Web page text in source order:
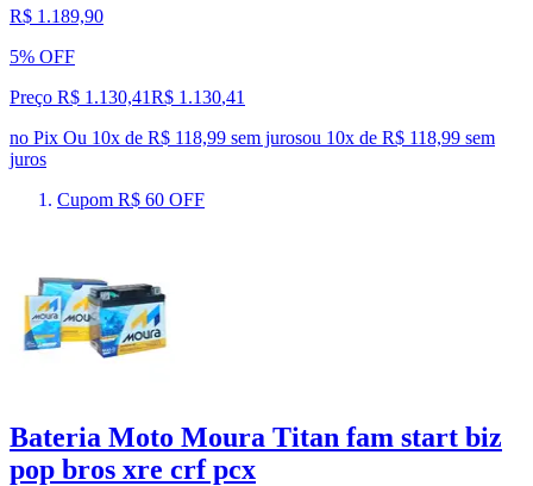
R$ 1.189,90
5% OFF
Preço R$ 1.130,41R$ 1.130,41
no Pix Ou 10x de R$ 118,99 sem jurosou 10x de R$ 118,99 sem
juros
Cupom R$ 60 OFF
Bateria Moto Moura Titan fam start biz
pop bros xre crf pcx